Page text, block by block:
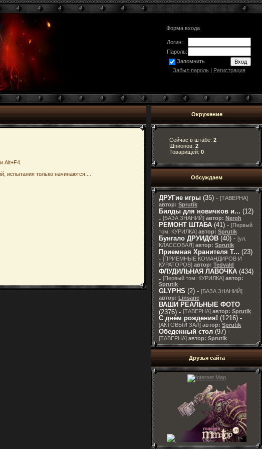
Форма входа
Логин:
Пароль:
Запомнить
Забыл пароль| Регистрация
Alt+F4.
испытания только начинаются....
Окружение
Сейчас в штабе: 2
Шпионов: 2
Товарищей: 0
Обсуждаем
ДРУГие игры (35) - [ТАВЕРНА]
автор: Sprutik
Билды для новичков и... (12)
- [БАЗА ЗНАНИЙ] автор: Neroh
РЕМОНТ ШТАБА (41) - [Первый
том: КУРИЛКА] автор: Sprutik
Бунгало ДРУИДОВ (40) - [ул.
КЛАССОВАЯ] автор: Sprutik
Приемная Хранителя T... (23)
- [ПРИЕМНЫЕ КОМАНДИРОВ И
КУРАТОРОВ] автор: Tedvald
ФЛУДИЛЬНАЯ ЛАВОЧКА (434)
- [Первый том: КУРИЛКА] автор:
Sprutik
GLYPHS (2) - [БАЗА ЗНАНИЙ]
автор: Linsane
ВАШИ РЕАЛЬНЫЕ ФОТО
(2376) - [ТАВЕРНА] автор: Sprutik
С днем рождения! (1216) -
[АКТОВЫЙ ЗАЛ] автор: Sprutik
Обеденный стол (97) -
[ТАВЕРНА] автор: Sprutik
Друзья сайта